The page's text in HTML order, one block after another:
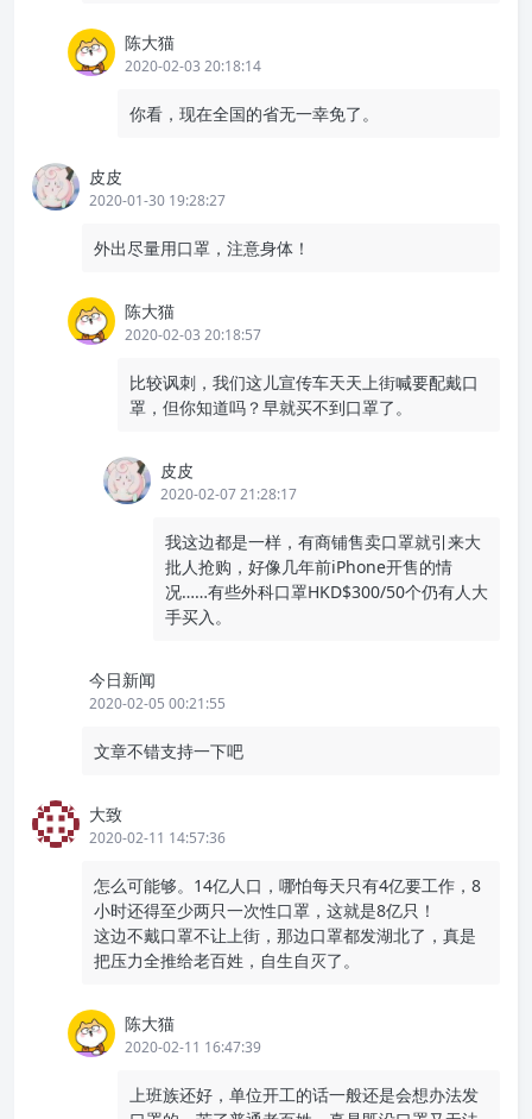
陈大猫
2020-02-03 20:18:14
你看，现在全国的省无一幸免了。
皮皮
2020-01-30 19:28:27
外出尽量用口罩，注意身体！
陈大猫
2020-02-03 20:18:57
比较讽刺，我们这儿宣传车天天上街喊要配戴口
罩，但你知道吗？早就买不到口罩了。
皮皮
2020-02-07 21:28:17
我这边都是一样，有商铺售卖口罩就引来大
批人抢购，好像几年前iPhone开售的情
况……有些外科口罩HKD$300/50个仍有人大
手买入。
今日新闻
2020-02-05 00:21:55
文章不错支持一下吧
大致
2020-02-11 14:57:36
怎么可能够。14亿人口，哪怕每天只有4亿要工作，8
小时还得至少两只一次性口罩，这就是8亿只！
这边不戴口罩不让上街，那边口罩都发湖北了，真是
把压力全推给老百姓，自生自灭了。
陈大猫
2020-02-11 16:47:39
上班族还好，单位开工的话一般还是会想办法发